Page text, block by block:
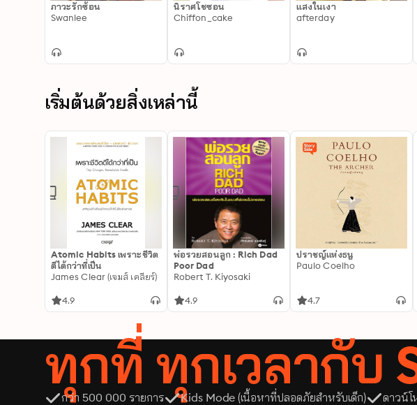
ภาวะรักซ้อน
Swanlee
นิราศโชซอน
Chiffon_cake
แสงในเงา
afterday
เริ่มต้นด้วยสิ่งเหล่านี้
Atomic Habits เพราะชีวิต
ดีได้กว่าที่เป็น
James Clear (เจมส์ เคลียร์)
4.9
พ่อรวยสอนลูก : Rich Dad
Poor Dad
Robert T. Kiyosaki
4.9
ปราชญ์แห่งธนู
Paulo Coelho
4.7
ทุกที่ ทุกเวลากับ
กว่า 500 000 รายการ Kids Mode (เนื้อหาที่ปลอดภัยสำหรับเด็ก) ดาวน์โ